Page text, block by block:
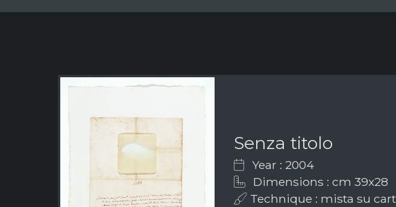
Senza titolo
Year : 2004
Dimensions : cm 39x28
Technique : mista su